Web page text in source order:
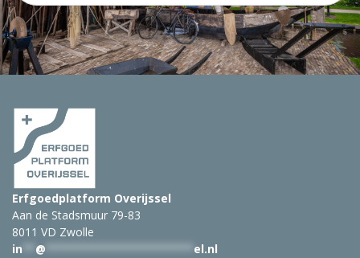
e
k
:
Erfgoedplatform Overijssel
Aan de Stadsmuur 79-83
8011 VD Zwolle
in
@ el.nl